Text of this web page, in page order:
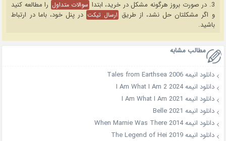
3. در صورت بروز هرگونه مشکل در خرید، ابتدا سوالات متداول را مطالعه کنید
و اگر مشکلتان حل نشد، از طریق ارسال تیکت در پنل خود، باما در ارتباط
باشید.
مطالب مشابه
دانلود انیمه Tales from Earthsea 2006
دانلود انیمه I Am What I Am 2 2024
دانلود انیمه I Am What I Am 2021
دانلود انیمه Belle 2021
دانلود انیمه When Marnie Was There 2014
دانلود انیمه The Legend of Hei 2019